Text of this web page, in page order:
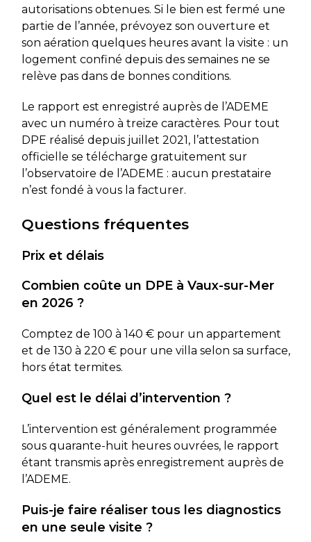
autorisations obtenues. Si le bien est fermé une
partie de l’année, prévoyez son ouverture et
son aération quelques heures avant la visite : un
logement confiné depuis des semaines ne se
relève pas dans de bonnes conditions.
Le rapport est enregistré auprès de l’ADEME
avec un numéro à treize caractères. Pour tout
DPE réalisé depuis juillet 2021, l’attestation
officielle se télécharge gratuitement sur
l’observatoire de l’ADEME : aucun prestataire
n’est fondé à vous la facturer.
Questions fréquentes
Prix et délais
Combien coûte un DPE à Vaux-sur-Mer
en 2026 ?
Comptez de 100 à 140 € pour un appartement
et de 130 à 220 € pour une villa selon sa surface,
hors état termites.
Quel est le délai d’intervention ?
L’intervention est généralement programmée
sous quarante-huit heures ouvrées, le rapport
étant transmis après enregistrement auprès de
l’ADEME.
Puis-je faire réaliser tous les diagnostics
en une seule visite ?